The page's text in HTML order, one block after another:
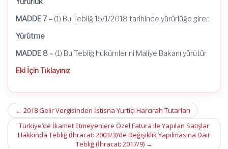
MADDE 7 – (1) Bu Tebliğ 15/1/2018 tarihinde yürürlüğe girer.
Yürütme
MADDE 8 – (1) Bu Tebliğ hükümlerini Maliye Bakanı yürütür.
Eki İçin Tıklayınız
Post
navigation
← 2018 Gelir Vergisinden İstisna Yurtiçi Harcırah Tutarları
Türkiye’de İkamet Etmeyenlere Özel Fatura ile Yapılan Satışlar
Hakkında Tebliğ (İhracat: 2003/3)’de Değişiklik Yapılmasına Dair
Tebliğ (İhracat: 2017/9) →